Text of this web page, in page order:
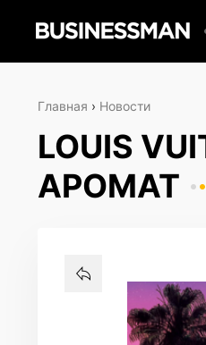
Главная › Новости
LOUIS
АРОМАТ